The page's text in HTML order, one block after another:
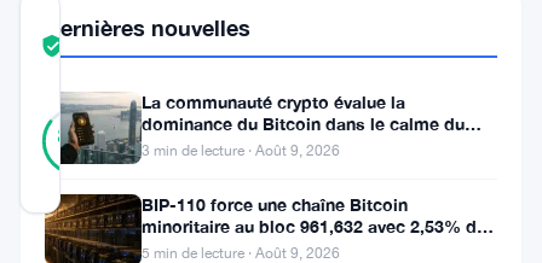
COMMUNITY
85 %
RÉEL
Vérifié
33
votes
Dernières nouvelles
La communauté crypto évalue la
dominance du Bitcoin dans le calme du
week-end
3 min de lecture · Août 9, 2026
BIP-110 force une chaîne Bitcoin
minoritaire au bloc 961,632 avec 2,53% de
soutien des mineurs
5 min de lecture · Août 9, 2026